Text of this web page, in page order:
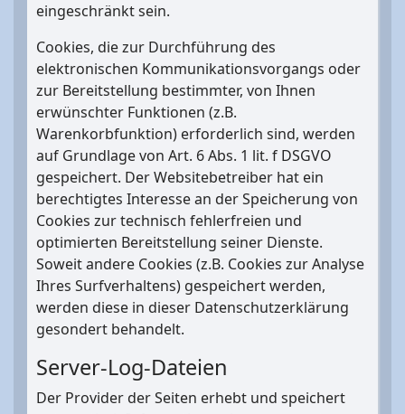
eingeschränkt sein.
Cookies, die zur Durchführung des
elektronischen Kommunikationsvorgangs oder
zur Bereitstellung bestimmter, von Ihnen
erwünschter Funktionen (z.B.
Warenkorbfunktion) erforderlich sind, werden
auf Grundlage von Art. 6 Abs. 1 lit. f DSGVO
gespeichert. Der Websitebetreiber hat ein
berechtigtes Interesse an der Speicherung von
Cookies zur technisch fehlerfreien und
optimierten Bereitstellung seiner Dienste.
Soweit andere Cookies (z.B. Cookies zur Analyse
Ihres Surfverhaltens) gespeichert werden,
werden diese in dieser Datenschutzerklärung
gesondert behandelt.
Server-Log-Dateien
Der Provider der Seiten erhebt und speichert